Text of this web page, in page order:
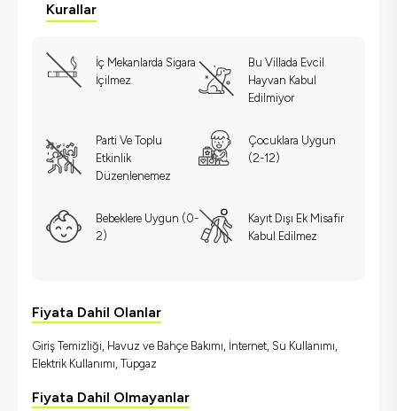
Kurallar
İç Mekanlarda Sigara
İçilmez
Bu Villada Evcil
Hayvan Kabul
Edilmiyor
Parti Ve Toplu
Etkinlik
Düzenlenemez
Çocuklara Uygun
(2-12)
Bebeklere Uygun (0-
2)
Kayıt Dışı Ek Misafir
Kabul Edilmez
Fiyata Dahil Olanlar
Giriş Temizliği, Havuz ve Bahçe Bakımı, İnternet, Su Kullanımı,
Elektrik Kullanımı, Tüpgaz
Fiyata Dahil Olmayanlar